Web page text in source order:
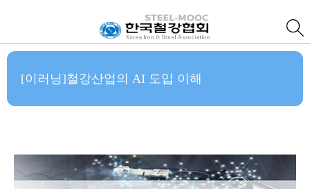
[이러닝]철강산업의 AI 도입 이해